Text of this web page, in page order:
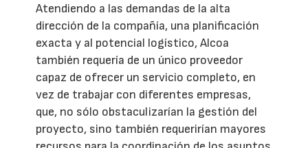
Atendiendo a las demandas de la alta
dirección de la compañía, una planificación
exacta y al potencial logístico, Alcoa
también requería de un único proveedor
capaz de ofrecer un servicio completo, en
vez de trabajar con diferentes empresas,
que, no sólo obstaculizarían la gestión del
proyecto, sino también requerirían mayores